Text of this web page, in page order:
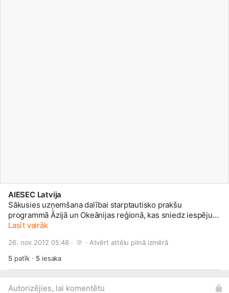
AIESEC Latvija
Sākusies uzņemšana dalībai starptautisko prakšu
programmā Āzijā un Okeānijas reģionā, kas sniedz iespēju
studentiem un neseniem augstskolu absolventiem
prakšu programmā. Vairāk info:http://aiesec.lv/prakses
Lasīt vairāk
26. nov 2012 05:48 · · Atvērt attēlu pilnā izmērā
5patīk · 5iesaka
Autorizējies, lai komentētu